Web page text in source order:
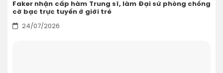
Faker nhận cấp hàm Trung sĩ, làm Đại sứ phòng chống
cờ bạc trực tuyến ở giới trẻ
24/07/2026